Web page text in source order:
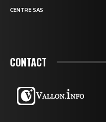
CENTRE SAS
CONTACT